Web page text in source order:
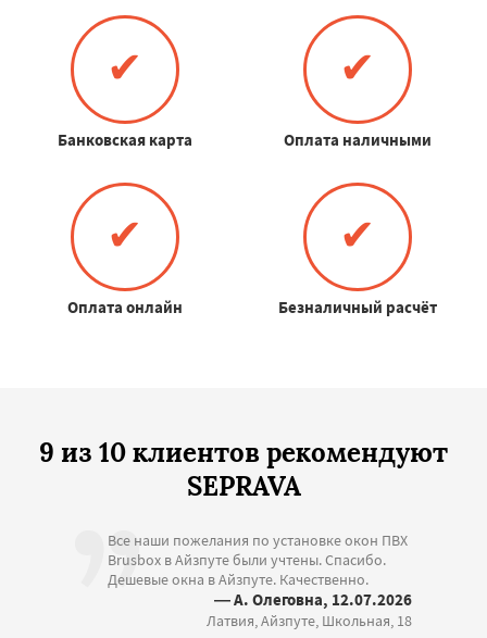
✔
Банковская карта
✔
Оплата наличными
✔
Оплата онлайн
✔
Безналичный расчёт
9 из 10 клиентов рекомендуют
SEPRAVA
Все наши пожелания по установке окон ПВХ
Brusbox в Айзпуте были учтены. Спасибо.
Дешевые окна в Айзпуте. Качественно.
— А. Олеговна, 12.07.2026
Латвия, Айзпуте, Школьная, 18